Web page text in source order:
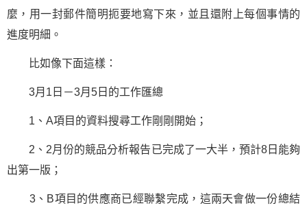
麼，用一封郵件簡明扼要地寫下來，並且還附上每個事情的
進度明細。
比如像下面這樣：
3月1日－3月5日的工作匯總
1、A項目的資料搜尋工作剛剛開始；
2、2月份的競品分析報告已完成了一大半，預計8日能夠
出第一版；
3、B項目的供應商已經聯繫完成，這兩天會做一份總結